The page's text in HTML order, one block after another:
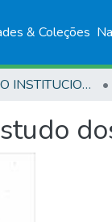
& Coleções
PRODUÇÃO INSTITUCIONAL